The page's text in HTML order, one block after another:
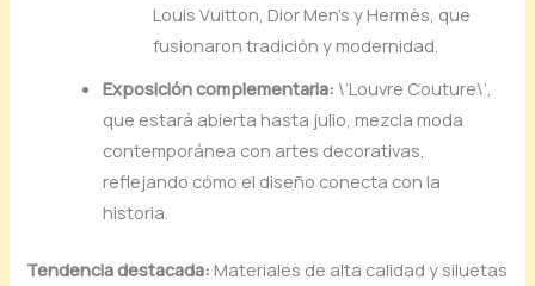
Louis Vuitton, Dior Men’s y Hermès, que
fusionaron tradición y modernidad.
Exposición complementaria: \’Louvre Couture\’,
que estará abierta hasta julio, mezcla moda
contemporánea con artes decorativas,
reflejando cómo el diseño conecta con la
historia.
Tendencia destacada: Materiales de alta calidad y siluetas